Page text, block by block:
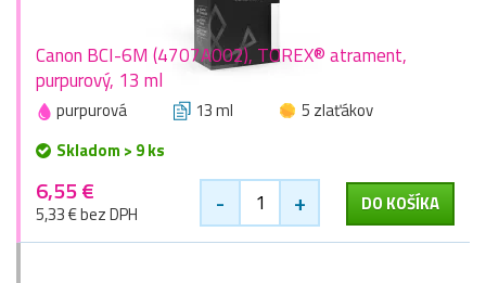
Canon BCI-6M (4707A002), TOREX® atrament,
purpurový, 13 ml
purpurová 13 ml
5 zlaťákov
Skladom > 9 ks
6,55 €
5,33 € bez DPH - + DO KOŠÍKA